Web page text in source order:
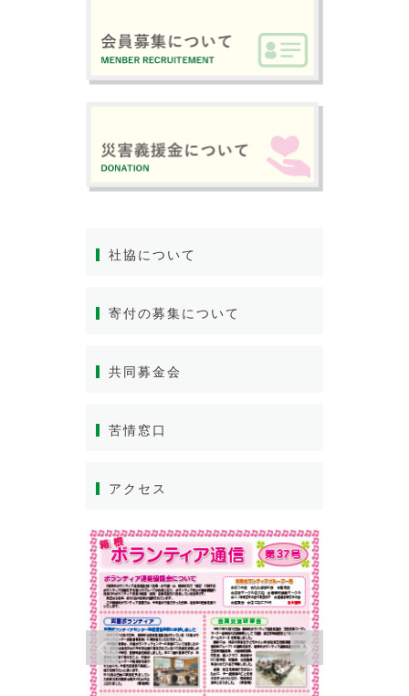
社協について
寄付の募集について
共同募金会
苦情窓口
アクセス